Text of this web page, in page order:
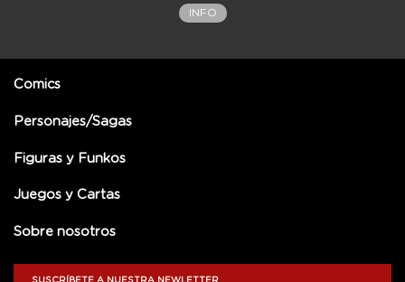
INFO
Comics
Personajes/Sagas
Figuras y Funkos
Juegos y Cartas
Sobre nosotros